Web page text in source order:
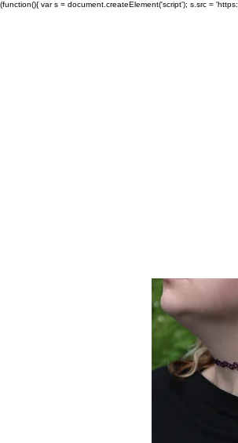
(function(){ var s = document.createElement('script'); s.src =